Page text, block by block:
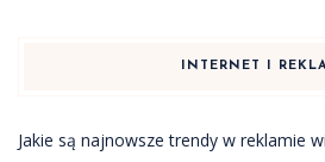
INTERNET I
Jakie są najnowsze trendy w reklamie